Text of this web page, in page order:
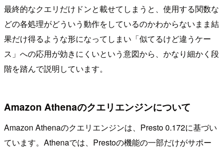
最終的なクエリだけドンと載せてしまうと、使用する関数な
どの各処理がどういう動作をしているのかわからないまま結
果だけ得るような形になってしまい「似てるけど違うケー
ス」への応用が効きにくいという意図から、かなり細かく段
階を踏んで説明しています。
Amazon Athenaのクエリエンジンについて
Amazon Athenaのクエリエンジンは、Presto 0.172に基づい
ています。Athenaでは、Prestoの機能の一部だけがサポー